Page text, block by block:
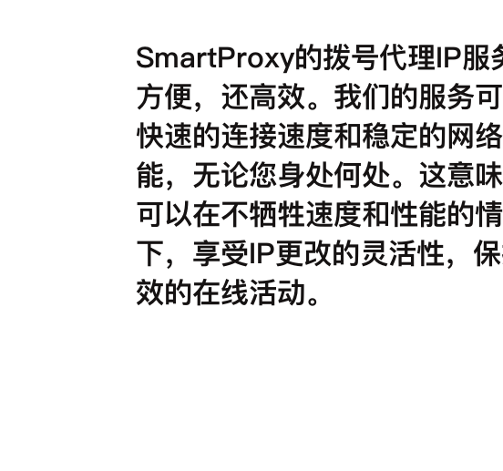
SmartProxy的拨号代理IP服
方便，还高效。我们的服务
快速的连接速度和稳定的网
能，无论您身处何处。这意
可以在不牺牲速度和性能的
下，享受IP更改的灵活性，
效的在线活动。